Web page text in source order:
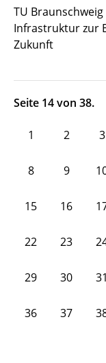
TU
Infrastruktur zur
Zukunft
Seite 14 von 38.
1 2 3
8 9
15 16
22 23
29 30 31
36 37